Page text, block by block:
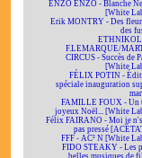
ENZO ENZO - Blanche
[White
Erik MONTRY - Des
des
F.LEMARQUE/
CIRCUS - Succès de
[White
FÉLIX POTIN -
spéciale inauguration
FAMILLE FOUX - Un
joyeux Noël... [White
Félix FAIRANO - Moi je
pas pressé
FFF - AC² N [White
FIDO STEAKY - Les
belles musiques de